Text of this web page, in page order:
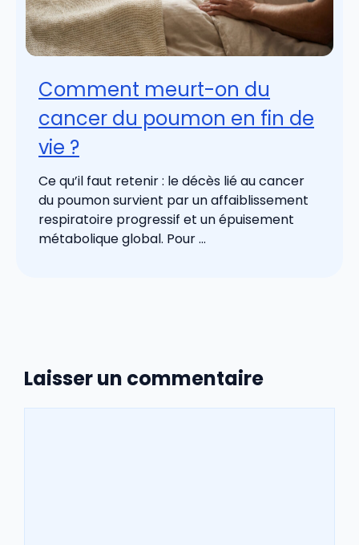
Comment meurt-on du
cancer du poumon en fin de
vie ?
Ce qu’il faut retenir : le décès lié au cancer
du poumon survient par un affaiblissement
respiratoire progressif et un épuisement
métabolique global. Pour ...
Laisser un commentaire